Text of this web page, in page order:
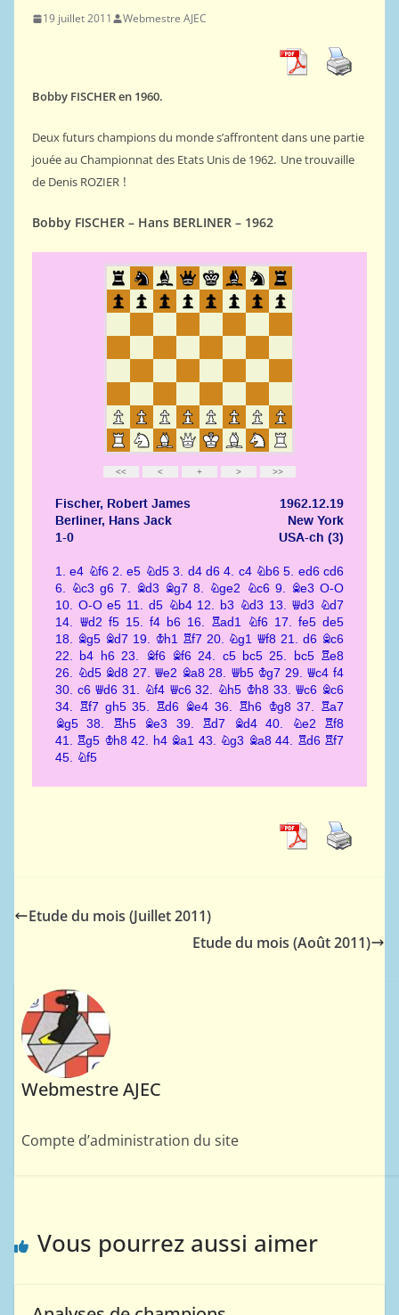
19 juillet 2011 Webmestre AJEC
Bobby FISCHER en 1960.
Deux futurs champions du monde s’affrontent dans une partie
jouée au Championnat des Etats Unis de 1962. Une trouvaille
de Denis ROZIER !
Bobby FISCHER – Hans BERLINER – 1962
Etude du mois (Juillet 2011)
Etude du mois (Août 2011)
Webmestre AJEC
Compte d’administration du site
Vous pourrez aussi aimer